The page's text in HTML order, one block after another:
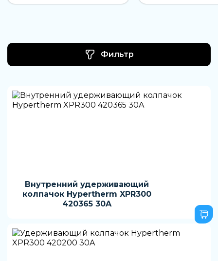
Фильтр
Внутренний удерживающий
колпачок Hypertherm XPR300
420365 30A